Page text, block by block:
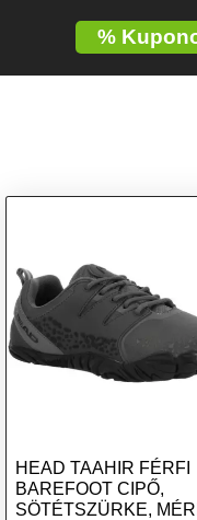
%
HEAD TAAHIR FÉRFI
BAREFOOT CIPŐ,
SÖTÉTSZÜRKE,